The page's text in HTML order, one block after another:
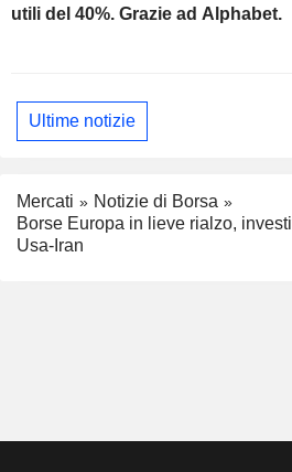
utili del 40%. Grazie ad Alphabet.
Ultime notizie
Mercati
Notizie di Borsa
Borse Europa in lieve rialzo,
Usa-Iran